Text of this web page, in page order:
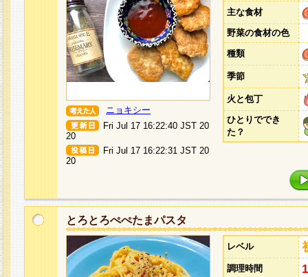
ニョキシー
Fri Jul 17 16:22:40 JST 20
20
Fri Jul 17 16:22:31 JST 20
20
主な食材
野菜の食材の色
種類
季節
火と包丁
ひとりででき
た？
とろとろぺぺたまパスタ
レベル
調理時間